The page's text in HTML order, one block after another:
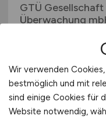
GTÜ
Überwachung
Wir verwenden
bestmöglich und mit
sind einige Cookies für
Website notwendig,